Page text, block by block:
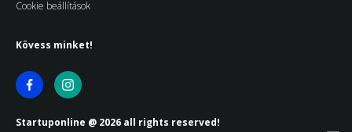
Cookie beállítások
Kövess minket!
Startuponline @ 2026 all rights reserved!